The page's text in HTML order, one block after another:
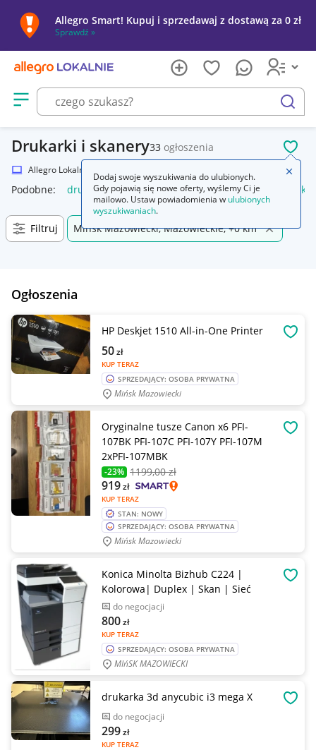
Allegro Smart! Kupuj i sprzedawaj z dostawą za 0 zł
Sprawdź »
Otwórz menu z kategoriami
szukaj
Drukarki i skanery33 ogłoszenia
Allegro Lokalnie
Podobne: drukarka i skaner drukarka i skaner 3d
Filtruj Mińsk Mazowiecki, Mazowieckie, +0 km
Ogłoszenia
HP Deskjet 1510 All-in-One Printer
KUP TERAZ
50zł
SPRZEDAJĄCY: OSOBA PRYWATNA
Mińsk Mazowiecki
Oryginalne tusze Canon x6 PFI-
107BK PFI-107C PFI-107Y PFI-107M
2xPFI-107MBK
-23% 1199,00 zł
KUP TERAZ
919zł
STAN: NOWY
SPRZEDAJĄCY: OSOBA PRYWATNA
Mińsk Mazowiecki
Konica Minolta Bizhub C224 |
Kolorowa| Duplex | Skan | Sieć
do negocjacji
KUP TERAZ
800zł
SPRZEDAJĄCY: OSOBA PRYWATNA
MIńSK MAZOWIECKI
drukarka 3d anycubic i3 mega X
do negocjacji
KUP TERAZ
299zł
Dodaj swoje wyszukiwania do ulubionych.
Gdy pojawią się nowe oferty, wyślemy Ci je
mailowo. Ustaw powiadomienia w ulubionych
wyszukiwaniach.